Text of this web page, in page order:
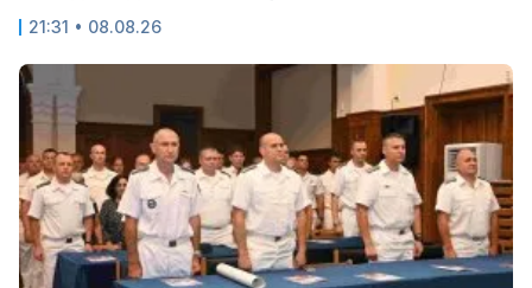
21:31 • 08.08.26